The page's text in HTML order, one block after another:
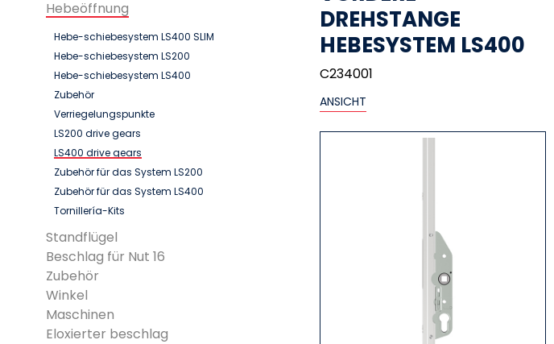
Hebeöffnung
Hebe-schiebesystem LS400 SLIM
Hebe-schiebesystem LS200
Hebe-schiebesystem LS400
Zubehör
Verriegelungspunkte
LS200 drive gears
LS400 drive gears
Zubehör für das System LS200
Zubehör für das System LS400
Tornillería-Kits
Standflügel
Beschlag für Nut 16
Zubehör
Winkel
Maschinen
Eloxierter beschlag
DREHSTANGE
HEBESYSTEM LS400
C234001
ANSICHT